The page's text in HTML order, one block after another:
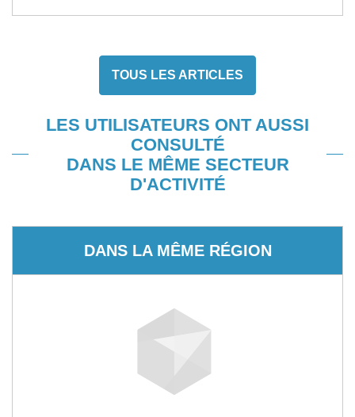
TOUS LES ARTICLES
LES UTILISATEURS ONT AUSSI
CONSULTÉ
DANS LE MÊME SECTEUR
D'ACTIVITÉ
DANS LA MÊME RÉGION